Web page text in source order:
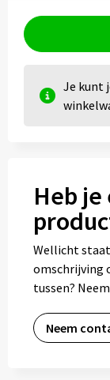
Je kunt
Heb
Wellicht
omschrijving
tussen?
Neem